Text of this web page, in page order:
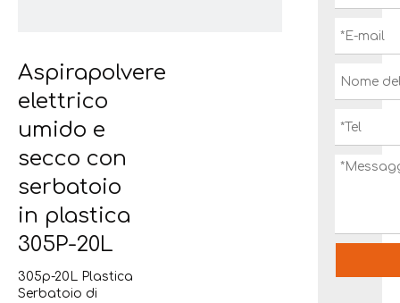
Aspirapolvere
elettrico
umido e
secco con
serbatoio
in plastica
305P-20L
305p-20L Plastica
Serbatoio di